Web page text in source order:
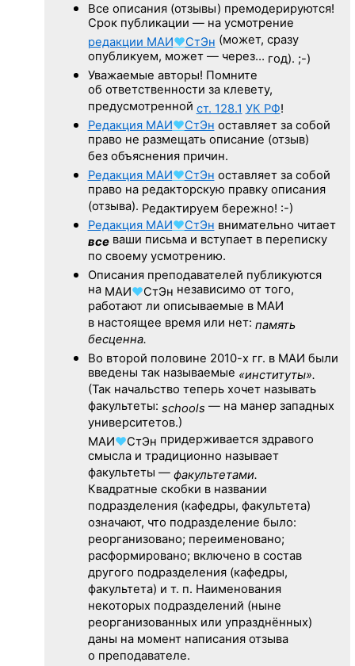
Все описания (отзывы) премодерируются!
Срок публикации — на усмотрение
редакции МАИ♥СтЭн (может, сразу
опубликуем, может — через… год). ;-)
Уважаемые авторы! Помните
об ответственности за клевету,
предусмотренной ст. 128.1 УК РФ!
Редакция МАИ♥СтЭн оставляет за собой
право не размещать описание (отзыв)
без объяснения причин.
Редакция МАИ♥СтЭн оставляет за собой
право на редакторскую правку описания
(отзыва). Редактируем бережно! :-)
Редакция МАИ♥СтЭн внимательно читает
всеваши письма и вступает в переписку
по своему усмотрению.
Описания преподавателей публикуются
на МАИ♥СтЭн независимо от того,
работают ли описываемые в МАИ
в настоящее время или нет: память
бесценна.
Во второй половине 2010-х гг. в МАИ были
введены так называемые «институты».
(Так начальство теперь хочет называть
факультеты: schools — на манер западных
университетов.)
МАИ♥СтЭн придерживается здравого
смысла и традиционно называет
факультеты — факультетами.
Квадратные скобки в названии
подразделения (кафедры, факультета)
означают, что подразделение было:
реорганизовано; переименовано;
расформировано; включено в состав
другого подразделения (кафедры,
факультета) и т. п. Наименования
некоторых подразделений (ныне
реорганизованных или упразднённых)
даны на момент написания отзыва
о преподавателе.